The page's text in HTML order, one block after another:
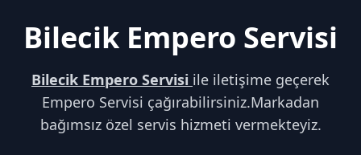
Bilecik Empero Servisi
Bilecik Empero Servisi ile iletişime geçerek
Empero Servisi çağırabilirsiniz.Markadan
bağımsız özel servis hizmeti vermekteyiz.